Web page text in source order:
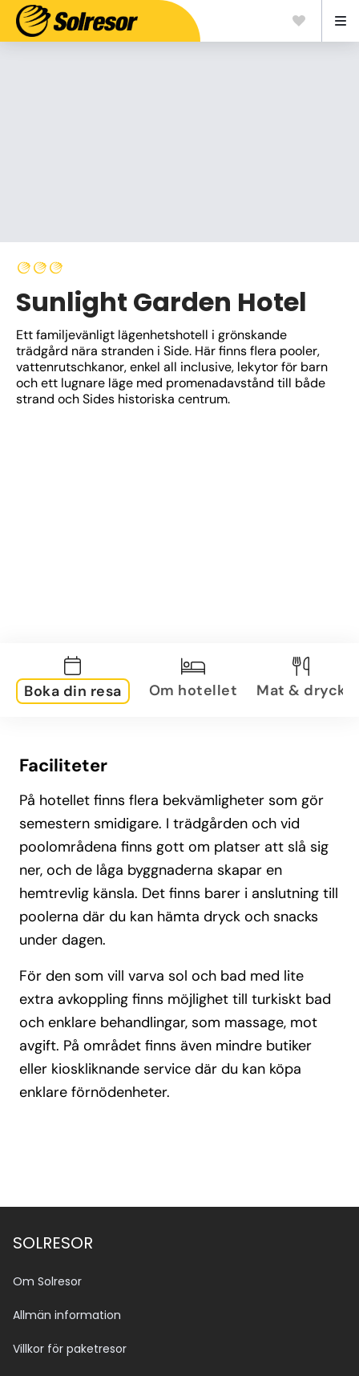
Sunlight Garden Hotel
Ett familjevänligt lägenhetshotell i grönskande
trädgård nära stranden i Side. Här finns flera pooler,
vattenrutschkanor, enkel all inclusive, lekytor för barn
och ett lugnare läge med promenadavstånd till både
strand och Sides historiska centrum.
Boka din resa Om hotellet Mat & dryck
Faciliteter
På hotellet finns flera bekvämligheter som gör
semestern smidigare. I trädgården och vid
poolområdena finns gott om platser att slå sig
ner, och de låga byggnaderna skapar en
hemtrevlig känsla. Det finns barer i anslutning till
poolerna där du kan hämta dryck och snacks
under dagen.
För den som vill varva sol och bad med lite
extra avkoppling finns möjlighet till turkiskt bad
och enklare behandlingar, som massage, mot
avgift. På området finns även mindre butiker
eller kioskliknande service där du kan köpa
enklare förnödenheter.
SOLRESOR
Om Solresor
Allmän information
Villkor för paketresor